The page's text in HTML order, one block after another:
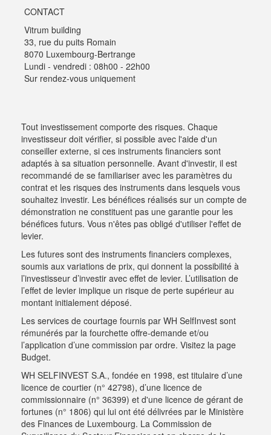
CONTACT
Vitrum building
33, rue du puits Romain
8070 Luxembourg-Bertrange
Lundi - vendredi : 08h00 - 22h00
Sur rendez-vous uniquement
Tout investissement comporte des risques. Chaque
investisseur doit vérifier, si possible avec l'aide d'un
conseiller externe, si ces instruments financiers sont
adaptés à sa situation personnelle. Avant d'investir, il est
recommandé de se familiariser avec les paramètres du
contrat et les risques des instruments dans lesquels vous
souhaitez investir. Les bénéfices réalisés sur un compte de
démonstration ne constituent pas une garantie pour les
bénéfices futurs. Vous n'êtes pas obligé d'utiliser l'effet de
levier.
Les futures sont des instruments financiers complexes,
soumis aux variations de prix, qui donnent la possibilité à
l’investisseur d’investir avec effet de levier. L’utilisation de
l’effet de levier implique un risque de perte supérieur au
montant initialement déposé.
Les services de courtage fournis par WH SelfInvest sont
rémunérés par la fourchette offre-demande et/ou
l’application d’une commission par ordre. Visitez la page
Budget.
WH SELFINVEST S.A., fondée en 1998, est titulaire d’une
licence de courtier (n° 42798), d’une licence de
commissionnaire (n° 36399) et d'une licence de gérant de
fortunes (n° 1806) qui lui ont été délivrées par le Ministère
des Finances de Luxembourg. La Commission de